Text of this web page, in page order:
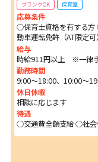
ブランクOK 保育室
応募条件
○保育士資格を有する
動車運転免許（AT限定
給与
時給911円以上 ※一律
勤務時間
9:00～18:00、10:00～
休日休暇
相談に応じます
待遇
○交通費全額支給 ○社会